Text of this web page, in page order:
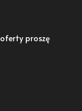
proszę